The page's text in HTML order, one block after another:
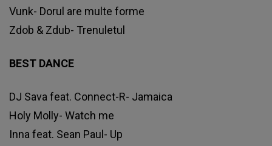
Vunk- Dorul are multe forme
Zdob & Zdub- Trenuletul
BEST DANCE
DJ Sava feat. Connect-R- Jamaica
Holy Molly- Watch me
Inna feat. Sean Paul- Up